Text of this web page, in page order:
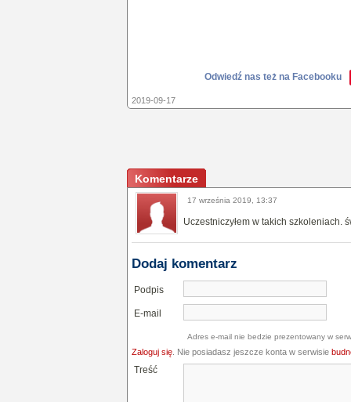
Odwiedź nas też na Facebooku
2019-09-17
Komentarze
17 września 2019, 13:37
Uczestniczyłem w takich szkoleniach.
Dodaj komentarz
Podpis
E-mail
Adres e-mail nie bedzie prezentowany w
Zaloguj się . Nie posiadasz jeszcze konta w serwisie
Treść